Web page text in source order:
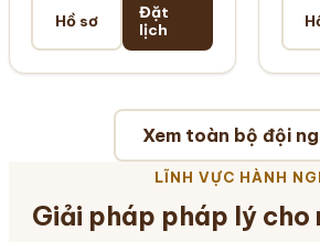
Hồ sơ
Đặt
lịch
Xem toàn bộ đội
LĨNH VỰC HÀNH
Giải pháp pháp lý cho